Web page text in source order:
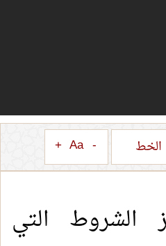
الخط -
Aa
+
الشروط التي